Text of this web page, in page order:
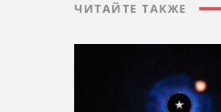
ЧИТАЙТЕ ТАКЖЕ